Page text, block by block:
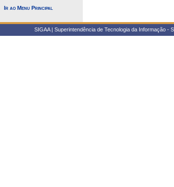
Ir ao Menu Principal
SIGAA | Superintendência de Tecnologia da Informação -